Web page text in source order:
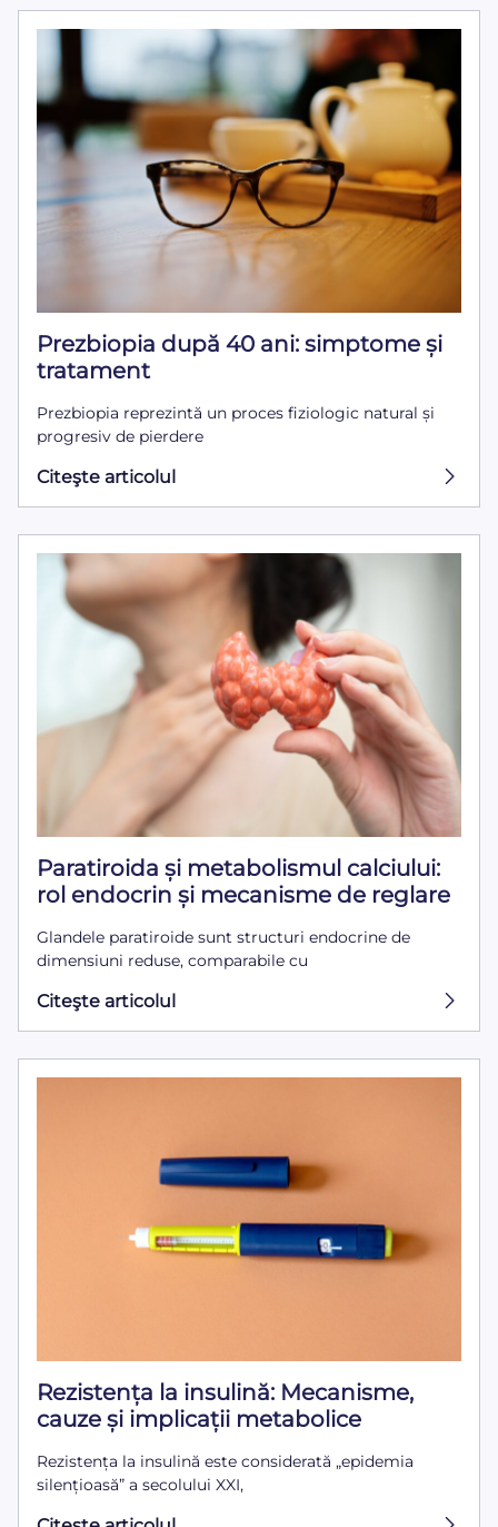
Prezbiopia după 40 ani: simptome și
tratament
Prezbiopia reprezintă un proces fiziologic natural și
progresiv de pierdere
Citeşte articolul
Paratiroida și metabolismul calciului:
rol endocrin și mecanisme de reglare
Glandele paratiroide sunt structuri endocrine de
dimensiuni reduse, comparabile cu
Citeşte articolul
Rezistența la insulină: Mecanisme,
cauze și implicații metabolice
Rezistența la insulină este considerată „epidemia
silențioasă” a secolului XXI,